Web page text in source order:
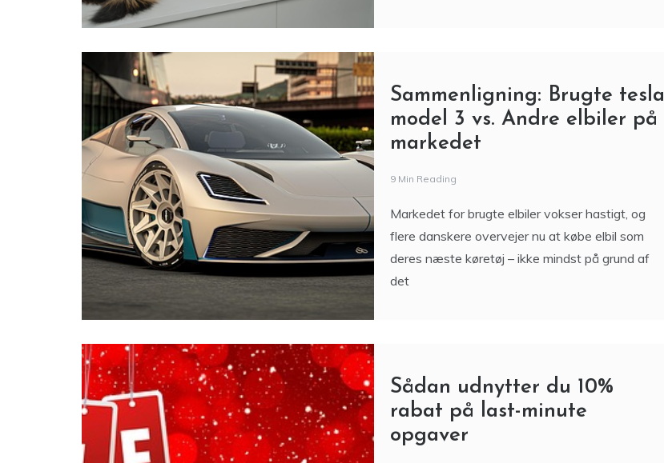
Sammenligning: Brugte tesla
model 3 vs. Andre elbiler på
markedet
9 Min Reading
Markedet for brugte elbiler vokser hastigt, og
flere danskere overvejer nu at købe elbil som
deres næste køretøj – ikke mindst på grund af
det
Sådan udnytter du 10%
rabat på last-minute
opgaver